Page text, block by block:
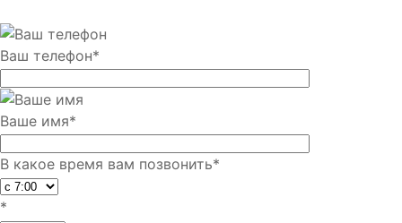
Ваш телефон*
Ваше имя*
В какое время вам позвонить*
*